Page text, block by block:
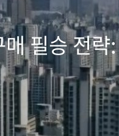
필승 전략